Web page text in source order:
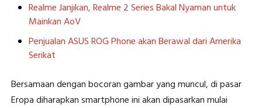
Realme Janjikan, Realme 2 Series Bakal Nyaman untuk
Mainkan AoV
Penjualan ASUS ROG Phone akan Berawal dari Amerika
Serikat
Bersamaan dengan bocoran gambar yang muncul, di pasar
Eropa diharapkan smartphone ini akan dipasarkan mulai